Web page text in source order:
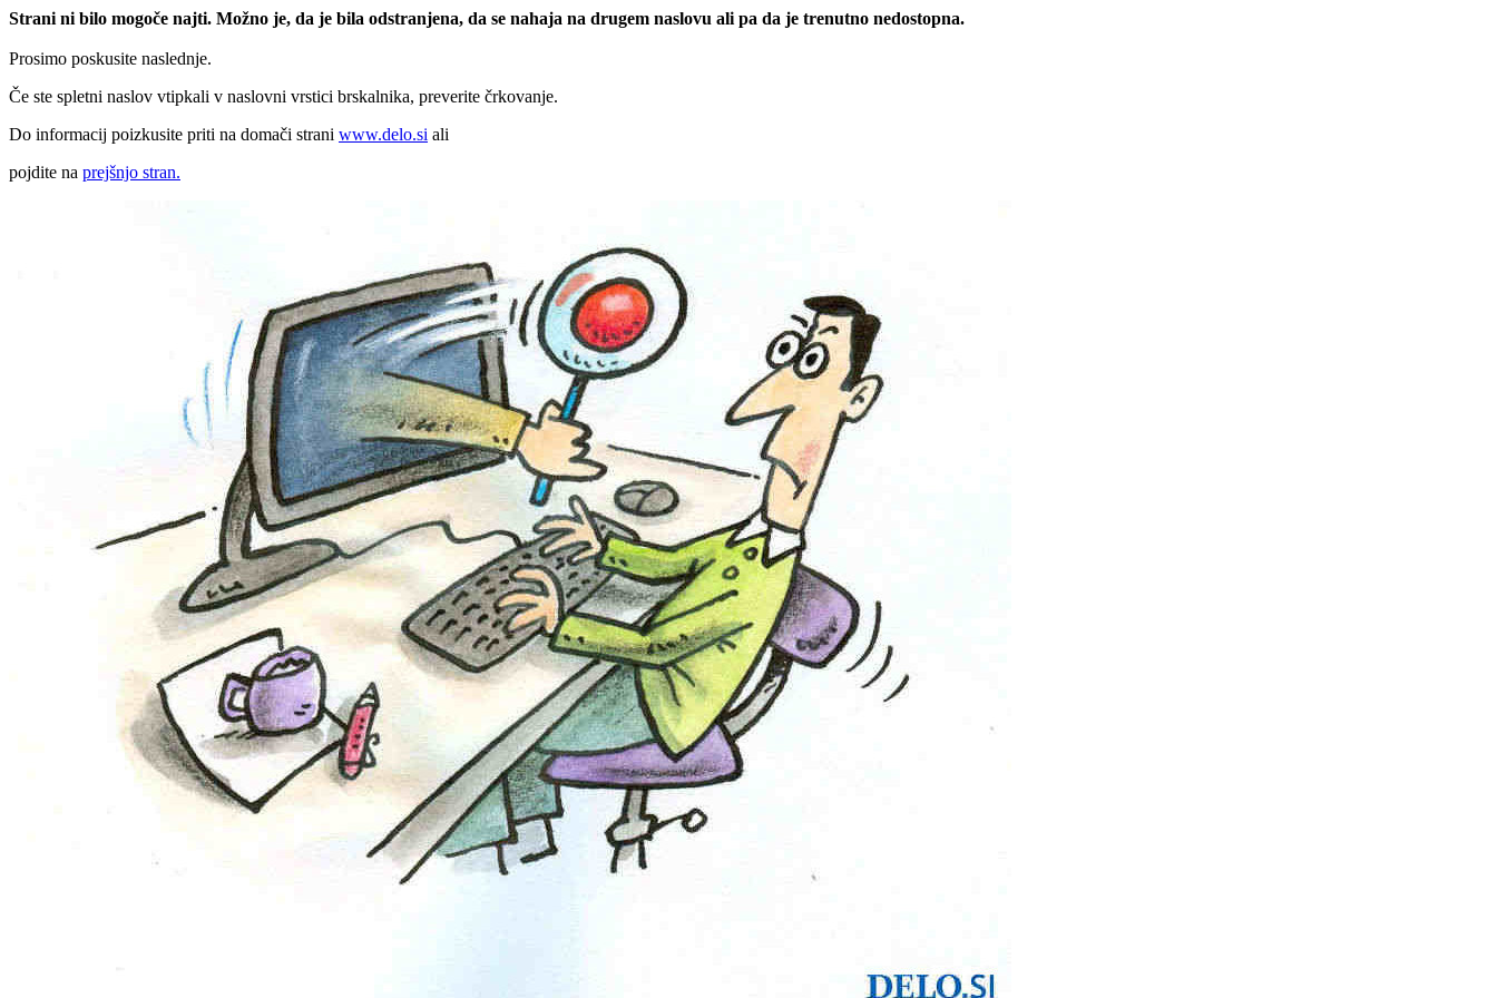
Strani ni bilo mogoče najti. Možno je, da je bila odstranjena, da se nahaja na drugem naslovu ali pa da je trenutno nedostopna.
Prosimo poskusite naslednje.
Če ste spletni naslov vtipkali v naslovni vrstici brskalnika, preverite črkovanje.
Do informacij poizkusite priti na domači strani www.delo.si ali
pojdite na prejšnjo stran.